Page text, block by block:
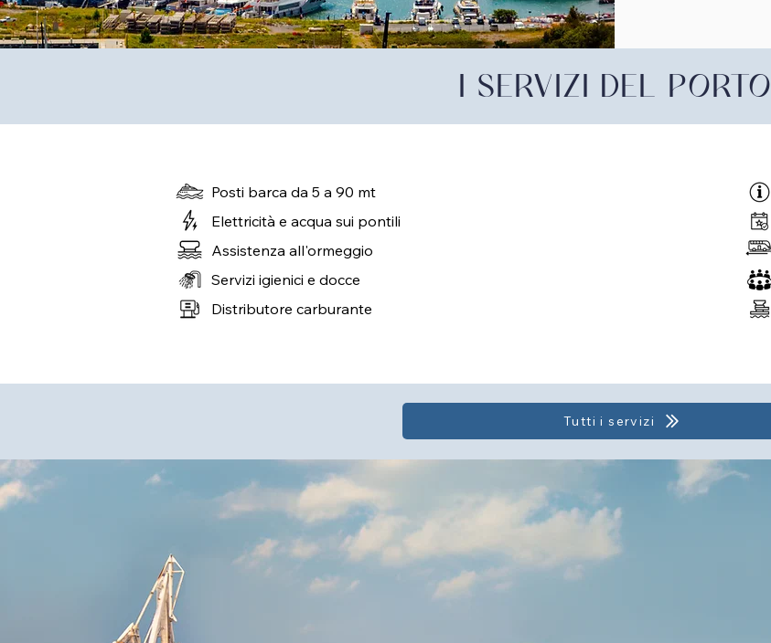
I SERVIZI DEL PORTO
Posti barca da 5 a 90 mt
Elettricità e acqua sui pontili
Assistenza all'ormeggio
Servizi igienici e docce
Distributore carburante
Tutti i servizi